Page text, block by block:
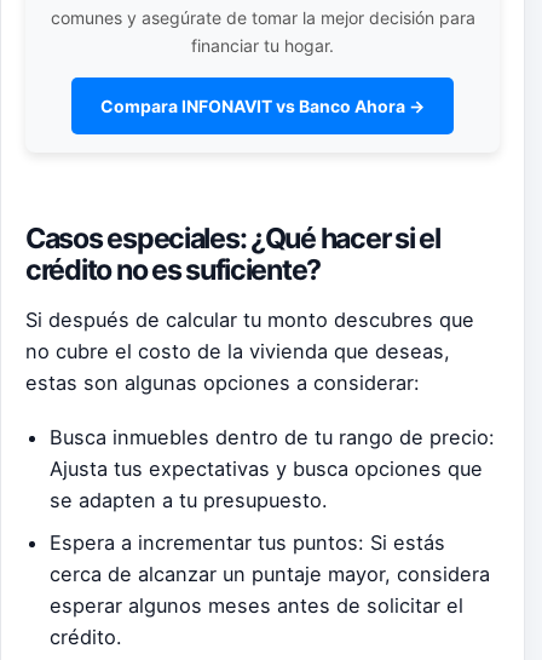
comunes y asegúrate de tomar la mejor decisión para
financiar tu hogar.
Compara INFONAVIT vs Banco Ahora →
Casos especiales: ¿Qué hacer si el
crédito no es suficiente?
Si después de calcular tu monto descubres que
no cubre el costo de la vivienda que deseas,
estas son algunas opciones a considerar:
Busca inmuebles dentro de tu rango de precio:
Ajusta tus expectativas y busca opciones que
se adapten a tu presupuesto.
Espera a incrementar tus puntos: Si estás
cerca de alcanzar un puntaje mayor, considera
esperar algunos meses antes de solicitar el
crédito.